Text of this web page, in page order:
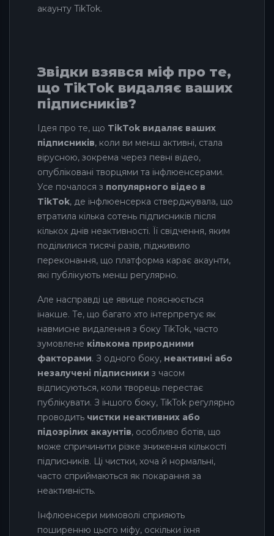
акаунту TikTok.
Звідки взявся міф про те,
що TikTok видаляє ваших
підписників?
Ідея про те, що TikTok видаляє ваших
підписників, коли ви менш активні, стала
вірусною, зокрема через певні відео,
опубліковані творцями та інфлюенсерами.
Усе почалося з популярного відео в
TikTok, де інфлюенсерка стверджувала, що
втратила кілька сотень підписників після
кількох днів неактивності. Її свідчення, яким
поділилися тисячі разів, підживило
переконання, що платформа карає акаунти,
які публікують менш регулярно.
Але насправді це явище пояснюється
інакше. Те, що багато хто інтерпретує як
навмисне видалення з боку TikTok, часто
зумовлене кількома природними
факторами. З одного боку, неактивні або
незалучені підписники з часом
відписуються, коли творець перестає
публікувати. З іншого боку, TikTok регулярно
проводить чистки неактивних або
підозрілих акаунтів, особливо ботів, що
може спричинити різке зниження кількості
підписників. Ці чистки, хоча й нормальні,
часто сприймаються як покарання за
неактивність.
Інфлюенсери мимоволі сприяють
поширенню цього міфу, оскільки їхня